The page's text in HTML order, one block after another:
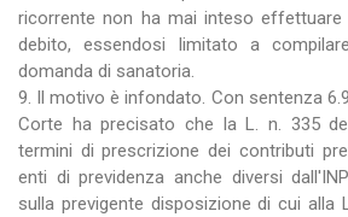
ricorrente non ha mai inteso
debito, essendosi limitato a
domanda di sanatoria.
9. Il motivo è infondato. Con sentenza
Corte ha precisato che la L. n. 335
termini di prescrizione dei contributi
enti di previdenza anche diversi
sulla previgente disposizione di cui alla